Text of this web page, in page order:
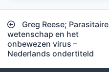
Bericht
navigatie
Greg Reese; Parasitaire
wetenschap en het
onbewezen virus –
Nederlands ondertiteld